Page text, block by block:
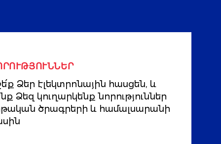
Ձեր էլեկտրոնային հասցեն, և
Ձեզ կուղարկենք նորություններ
ծրագրերի և համալսարանի